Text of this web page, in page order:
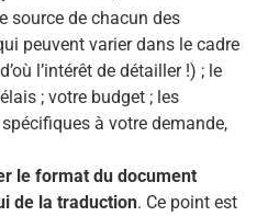
source de chacun des
peuvent varier dans le cadre
l’intérêt de détailler !) ; le
; votre budget ; les
à votre demande,
le format du document
de la traduction. Ce point est